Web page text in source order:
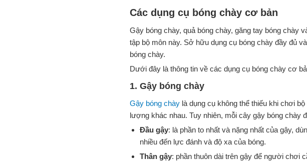
Các dụng cụ bóng chày cơ bản
Gậy bóng chày, quả bóng chày, găng tay bóng chày
tập bộ môn này. Sở hữu dụng cụ bóng chày đầy đủ
bóng chày.
Dưới đây là thông tin về các dụng cụ bóng chày cơ
1. Gậy bóng chày
Gậy bóng chàylà dụng cụ không thể thiếu khi chơi
lượng khác nhau. Tuy nhiên, mỗi cây gậy bóng chày
Đầu gậy: là phần to nhất và nặng nhất của gậy,
nhiều đến lực đánh và độ xa của bóng.
Thân gậy: phần thuôn dài trên gậy để người chơi